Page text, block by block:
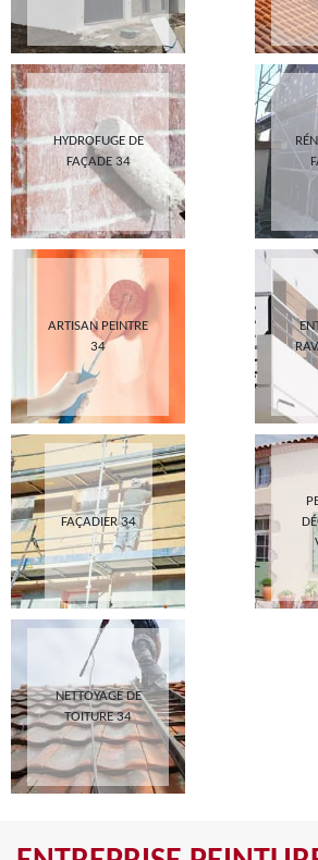
HYDROFUGE DE
FAÇADE 34
ARTISAN PEINTRE
34
FAÇADIER 34
NETTOYAGE DE
TOITURE 34